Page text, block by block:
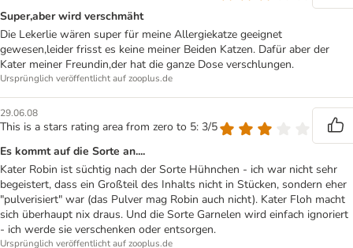
Super,aber wird verschmäht
Die Lekerlie wären super für meine Allergiekatze geeignet
gewesen,leider frisst es keine meiner Beiden Katzen. Dafür aber der
Kater meiner Freundin,der hat die ganze Dose verschlungen.
Ursprünglich veröffentlicht auf zooplus.de
29.06.08
This is a stars rating area from zero to 5: 3/5
Es kommt auf die Sorte an....
Kater Robin ist süchtig nach der Sorte Hühnchen - ich war nicht sehr
begeistert, dass ein Großteil des Inhalts nicht in Stücken, sondern eher
"pulverisiert" war (das Pulver mag Robin auch nicht). Kater Floh macht
sich überhaupt nix draus. Und die Sorte Garnelen wird einfach ignoriert
- ich werde sie verschenken oder entsorgen.
Ursprünglich veröffentlicht auf zooplus.de